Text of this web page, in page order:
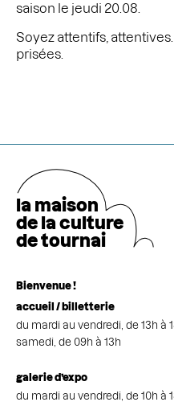
saison le jeudi 20.08.
Soyez attentifs,
prisées.
la maison
de la culture
de tournai
Bienvenue !
accueil / billetterie
du mardi au vendredi, de 13h à
samedi, de 09h à 13h
galerie d’expo
du mardi au vendredi, de 10h à